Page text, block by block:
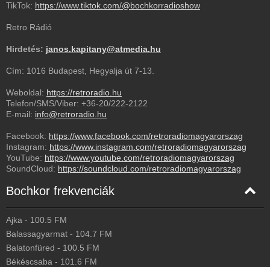
TikTok: https://www.tiktok.com/@bochkorradioshow
Retro Rádió
Hirdetés: janos.kapitany@atmedia.hu
Cím: 1016 Budapest, Hegyalja út 7-13.
Weboldal: https://retroradio.hu
Telefon/SMS/Viber: +36-20/222-2122
E-mail: info@retroradio.hu
Facebook: https://www.facebook.com/retroradiomagyarorszag
Instagram: https://www.instagram.com/retroradiomagyarorszag
YouTube: https://www.youtube.com/retroradiomagyarorszag
SoundCloud: https://soundcloud.com/retroradiomagyarorszag
Bochkor frekvenciák
Ajka - 100.5 FM
Balassagyarmat - 104.7 FM
Balatonfüred - 100.5 FM
Békéscsaba - 101.6 FM